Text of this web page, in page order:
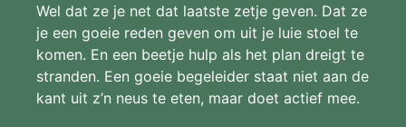
Wel dat ze je net dat laatste zetje geven. Dat ze
je een goeie reden geven om uit je luie stoel te
komen. En een beetje hulp als het plan dreigt te
stranden. Een goeie begeleider staat niet aan de
kant uit z’n neus te eten, maar doet actief mee.